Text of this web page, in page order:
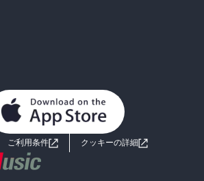
ご利用条件 クッキーの詳細